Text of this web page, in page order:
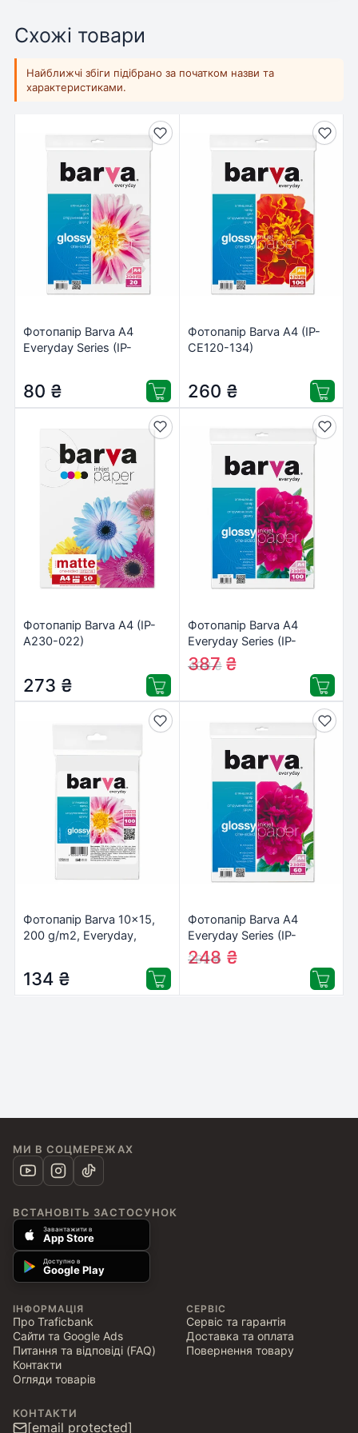
Схожі товари
Найближчі збіги підібрано за початком назви та
характеристиками.
Фотопапір Barva A4
Everyday Series (IP-
80 ₴
Фотопапір Barva A4 (IP-
CE120-134)
260 ₴
Фотопапір Barva A4 (IP-
A230-022)
273 ₴
Фотопапір Barva A4
Everyday Series (IP-
CE230-141)
408₴
387₴
Фотопапір Barva 10×15,
200 g/m2, Everyday,
134 ₴
Фотопапір Barva A4
Everyday Series (IP-
CE230-229)
262₴
248 ₴
МИ В СОЦМЕРЕЖАХ
ВСТАНОВІТЬ ЗАСТОСУНОК
Завантажити в
App Store
Доступно в
Google Play
ІНФОРМАЦІЯ
Про Traficbank
Сайти та Google Ads
Питання та відповіді (FAQ)
Контакти
Огляди товарів
СЕРВІС
Сервіс та гарантія
Доставка та оплата
Повернення товару
КОНТАКТИ
[email protected]